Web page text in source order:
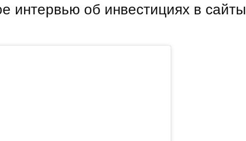
интервью об инвестициях в сайты